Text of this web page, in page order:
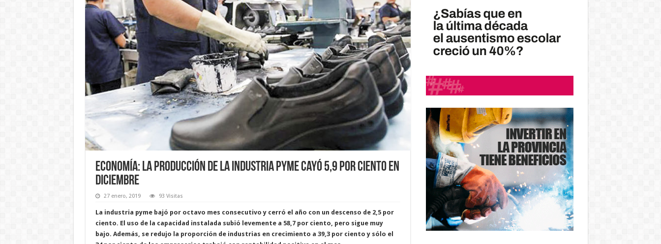
Economía: la producción de la industria pyme cayó 5,9 por ciento en
diciembre
27 enero, 2019 93 Visitas
La industria pyme bajó por octavo mes consecutivo y cerró el año con un descenso de 2,5 por
ciento. El uso de la capacidad instalada subió levemente a 58,7 por ciento, pero sigue muy
bajo. Además, se redujo la proporción de industrias en crecimiento a 39,3 por ciento y sólo el